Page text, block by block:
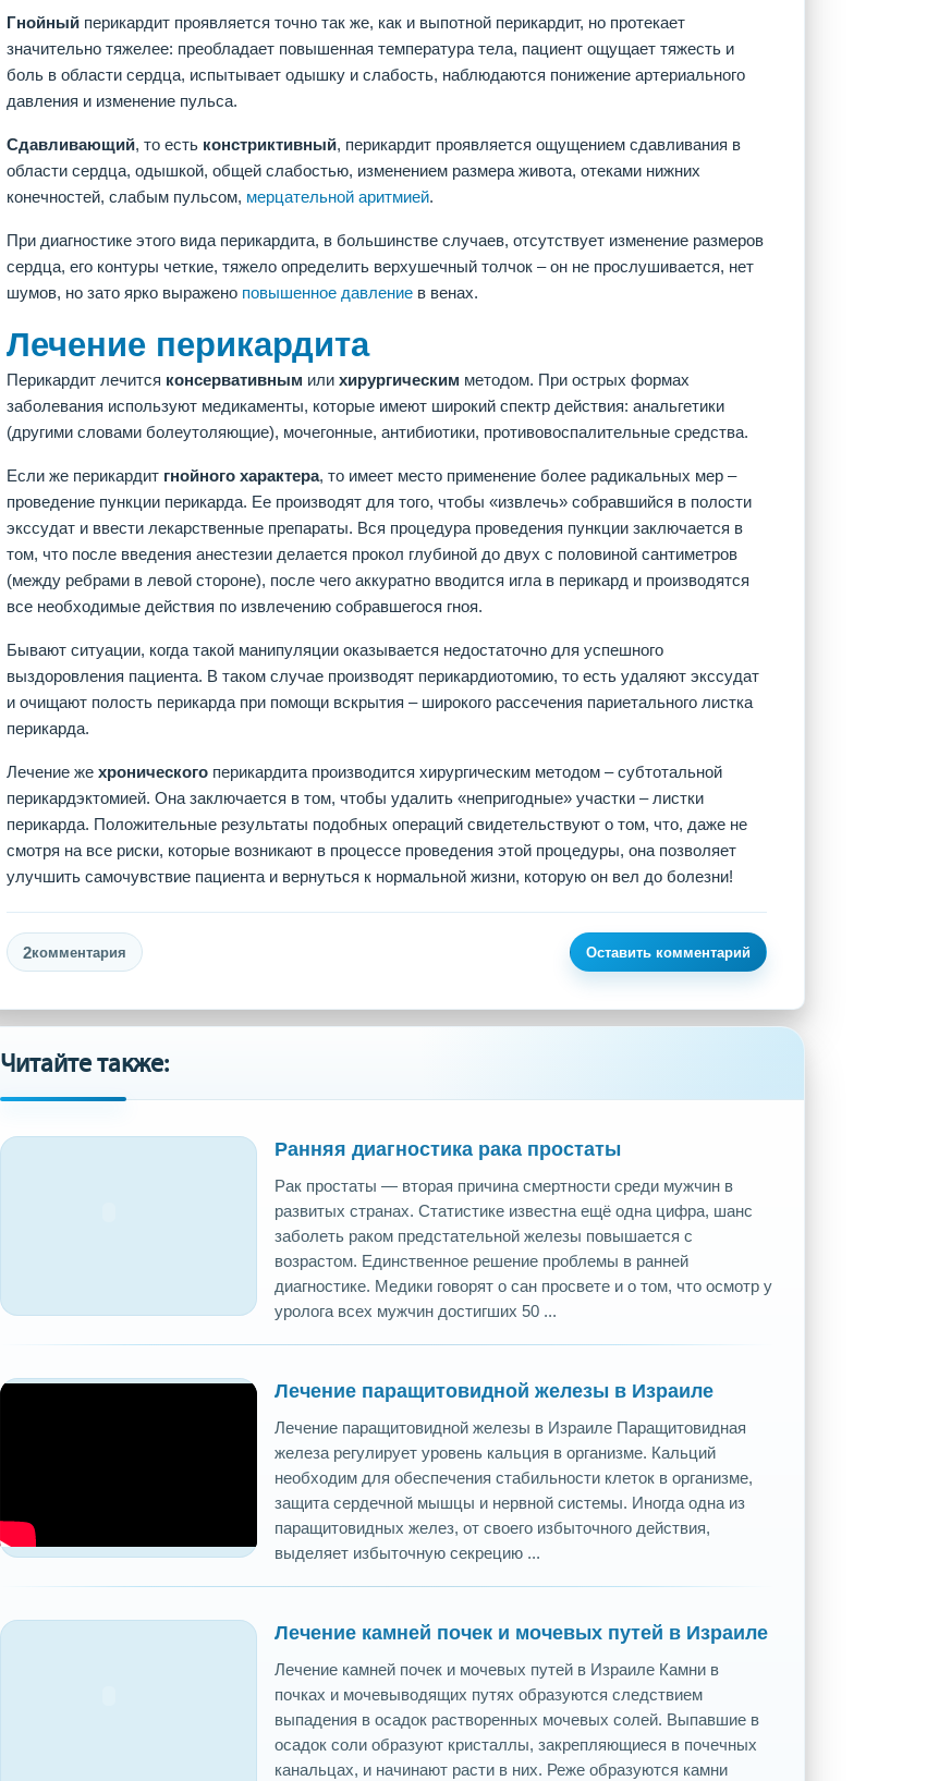
Гнойный перикардит проявляется точно так же, как и выпотной перикардит, но протекает
значительно тяжелее: преобладает повышенная температура тела, пациент ощущает тяжесть и
боль в области сердца, испытывает одышку и слабость, наблюдаются понижение артериального
давления и изменение пульса.
Сдавливающий, то есть констриктивный, перикардит проявляется ощущением сдавливания в
области сердца, одышкой, общей слабостью, изменением размера живота, отеками нижних
конечностей, слабым пульсом, мерцательной аритмией.
При диагностике этого вида перикардита, в большинстве случаев, отсутствует изменение размеров
сердца, его контуры четкие, тяжело определить верхушечный толчок – он не прослушивается, нет
шумов, но зато ярко выражено повышенное давление в венах.
Лечение перикардита
Перикардит лечится консервативным или хирургическим методом. При острых формах
заболевания используют медикаменты, которые имеют широкий спектр действия: анальгетики
(другими словами болеутоляющие), мочегонные, антибиотики, противовоспалительные средства.
Если же перикардит гнойного характера, то имеет место применение более радикальных мер –
проведение пункции перикарда. Ее производят для того, чтобы «извлечь» собравшийся в полости
экссудат и ввести лекарственные препараты. Вся процедура проведения пункции заключается в
том, что после введения анестезии делается прокол глубиной до двух с половиной сантиметров
(между ребрами в левой стороне), после чего аккуратно вводится игла в перикард и производятся
все необходимые действия по извлечению собравшегося гноя.
Бывают ситуации, когда такой манипуляции оказывается недостаточно для успешного
выздоровления пациента. В таком случае производят перикардиотомию, то есть удаляют экссудат
и очищают полость перикарда при помощи вскрытия – широкого рассечения париетального листка
перикарда.
Лечение же хронического перикардита производится хирургическим методом – субтотальной
перикардэктомией. Она заключается в том, чтобы удалить «непригодные» участки – листки
перикарда. Положительные результаты подобных операций свидетельствуют о том, что, даже не
смотря на все риски, которые возникают в процессе проведения этой процедуры, она позволяет
улучшить самочувствие пациента и вернуться к нормальной жизни, которую он вел до болезни!
2комментария Оставить комментарий
Читайте также:
Ранняя диагностика рака простаты
Рак простаты — вторая причина смертности среди мужчин в
развитых странах. Статистике известна ещё одна цифра, шанс
заболеть раком предстательной железы повышается с
возрастом. Единственное решение проблемы в ранней
диагностике. Медики говорят о сан просвете и о том, что осмотр у
уролога всех мужчин достигших 50 ...
Лечение паращитовидной железы в Израиле
Лечение паращитовидной железы в Израиле Паращитовидная
железа регулирует уровень кальция в организме. Кальций
необходим для обеспечения стабильности клеток в организме,
защита сердечной мышцы и нервной системы. Иногда одна из
паращитовидных желез, от своего избыточного действия,
выделяет избыточную секрецию ...
Лечение камней почек и мочевых путей в Израиле
Лечение камней почек и мочевых путей в Израиле Камни в
почках и мочевыводящих путях образуются следствием
выпадения в осадок растворенных мочевых солей. Выпавшие в
осадок соли образуют кристаллы, закрепляющиеся в почечных
канальцах, и начинают расти в них. Реже образуются камни